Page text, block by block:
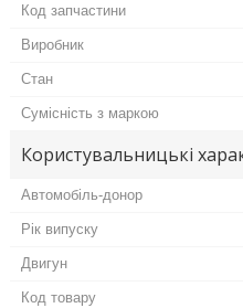
Код запчастини
Виробник
Стан
Сумісність з маркою
Користувальницькі
Автомобіль-донор
Рік випуску
Двигун
Код товару